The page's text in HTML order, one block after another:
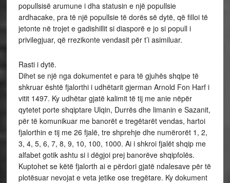
popullsisë arumune i dha statusin e një popullsie
ardhacake, pra të një popullsie të dorës së dytë, që filloi të
jetonte në trojet e gadishillit si diasporë e jo si popull i
privilegjuar, që rrezikonte vendasit për t’i asimiluar.
Rasti i dytë.
Dihet se një nga dokumentet e para të gjuhës shqipe të
shkruar është fjalorthi i udhëtarit gjerman Arnold Fon Harf i
vitit 1497. Ky udhëtar gjatë kalimit të tij me anie nëpër
qytetet porte shqiptare Ulqin, Durrës dhe limanin e Sazanit,
për të komunikuar me banorët e tregëtarët vendas, hartoi
fjalorthin e tij me 26 fjalë, tre shprehje dhe numërorët 1, 2,
3, 4, 5, 6, 7, 8, 9, 10, 100, 1000. Ai i shkroi fjalët shqip me
alfabet gotik ashtu si i dëgjoi prej banorëve shqipfolës.
Kuptohet se këtë fjalorth ai e përdori gjatë ndalesave për të
plotësuar nevojat e veta jetike ose tregëtare. Ky dokument